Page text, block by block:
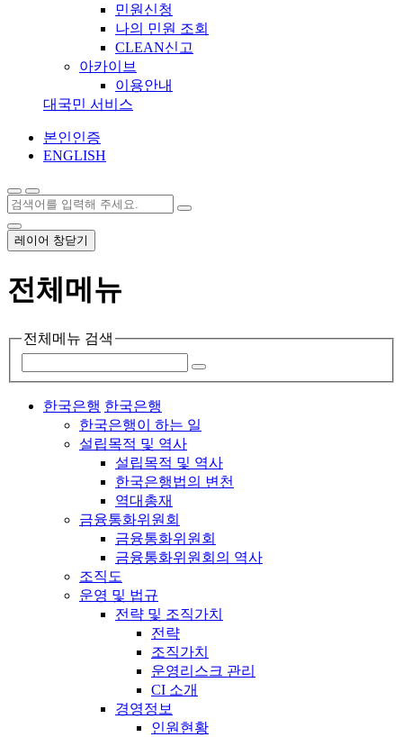
민원신청
나의 민원 조회
CLEAN신고
아카이브
이용안내
대국민 서비스
본인인증
ENGLISH
레이어 창닫기
전체메뉴
전체메뉴 검색
한국은행 한국은행
한국은행이 하는 일
설립목적 및 역사
설립목적 및 역사
한국은행법의 변천
역대총재
금융통화위원회
금융통화위원회
금융통화위원회의 역사
조직도
운영 및 법규
전략 및 조직가치
전략
조직가치
운영리스크 관리
CI 소개
경영정보
인원현황